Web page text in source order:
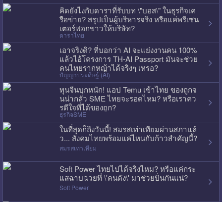
คิดยังไงกับดาราที่รับบท \"บอส\" ในธุรกิจเค
รือข่าย? สรุปเป็นผู้บริหารจริง หรือแค่พรีเซน
เตอร์ฟอกขาวให้บริษัท?
ดาราไทย
เอาจริงดิ? ที่บอกว่า AI จะแย่งงานคน 100%
แล้วไอ้โครงการ TH-AI Passport มันจะช่วย
คนไทยรากหญ้าได้จริงๆ เหรอ?
ปัญญาประดิษฐ์ (AI)
ทุนจีนบุกหนัก! แอป Temu เข้าไทย ของถูกจ
นน่ากลัว SME ไทยจะรอดไหม? หรือเราคว
รดีใจที่ได้ของถูก?
ธุรกิจSME
ในที่สุดก็ถึงวันนี้! สมรสเท่าเทียมผ่านสภาแล้
ว... สังคมไทยพร้อมแค่ไหนกับก้าวสำคัญนี้?
สมรสเท่าเทียม
Soft Power ไทยไปได้จริงไหม? หรือแค่กระ
แสฉาบฉวยที่ \'คนดัง\' มาช่วยปั่นกันแน่?
Soft Power